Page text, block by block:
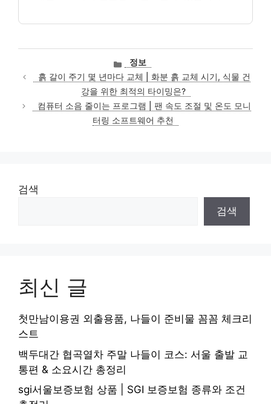
카
테
고
리
정보
흙 갈이 주기 몇 년마다 교체 | 화분 흙 교체 시기, 식물 건
강을 위한 최적의 타이밍은?
컴퓨터 소음 줄이는 프로그램 | 팬 속도 조절 및 온도 모니
터링 소프트웨어 추천
검색
검색
최신 글
첫만남이용권 외출용품, 나들이 준비물 꼼꼼 체크리
스트
백두대간 협곡열차 주말 나들이 코스: 서울 출발 교
통편 & 소요시간 총정리
sgi서울보증보험 상품 | SGI 보증보험 종류와 조건